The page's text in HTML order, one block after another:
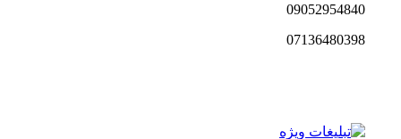
09052954840
07136480398